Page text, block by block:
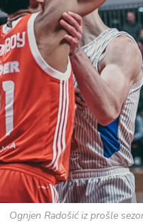
Ognjen Radošić iz prošle